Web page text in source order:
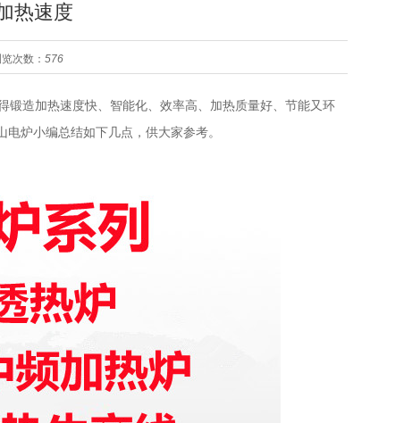
热速度
次数： 576
造加热速度快、智能化、效率高、加热质量好、节能又环
炉小编总结如下几点，供大家参考。